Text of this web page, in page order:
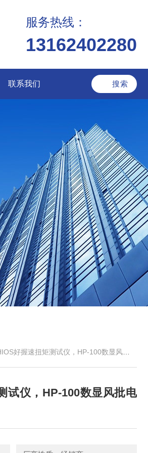
服务热线：
13162402280
联系我们
好握速扭矩测试仪，HP-100数显风批电批扭力计
试仪，HP-100数显风批电